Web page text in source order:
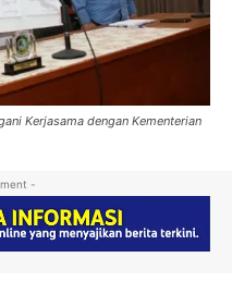
Kerjasama dengan Kementerian
-